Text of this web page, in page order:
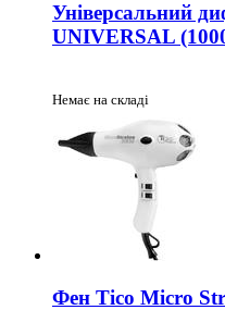
Універсальний
UNIVERSAL
Немає на складі
Фен Tico Micro